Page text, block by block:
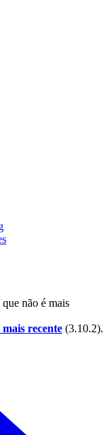
que não é mais
mais recente (3.10.2).